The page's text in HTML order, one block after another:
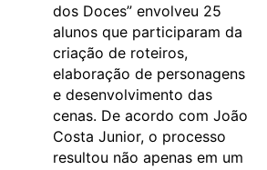
dos Doces” envolveu 25
alunos que participaram da
criação de roteiros,
elaboração de personagens
e desenvolvimento das
cenas. De acordo com João
Costa Junior, o processo
resultou não apenas em um